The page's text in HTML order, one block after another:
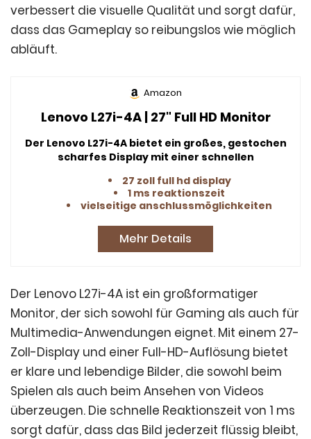
verbessert die visuelle Qualität und sorgt dafür,
dass das Gameplay so reibungslos wie möglich
abläuft.
Amazon
Lenovo L27i-4A | 27" Full HD Monitor
Der Lenovo L27i-4A bietet ein großes, gestochen
scharfes Display mit einer schnellen
Anschlussmöglichkeiten, ideal für Gaming und
Multimedia.
27 zoll full hd display
1 ms reaktionszeit
vielseitige anschlussmöglichkeiten
Mehr Details
Der Lenovo L27i-4A ist ein großformatiger
Monitor, der sich sowohl für Gaming als auch für
Multimedia-Anwendungen eignet. Mit einem 27-
Zoll-Display und einer Full-HD-Auflösung bietet
er klare und lebendige Bilder, die sowohl beim
Spielen als auch beim Ansehen von Videos
überzeugen. Die schnelle Reaktionszeit von 1 ms
sorgt dafür, dass das Bild jederzeit flüssig bleibt,